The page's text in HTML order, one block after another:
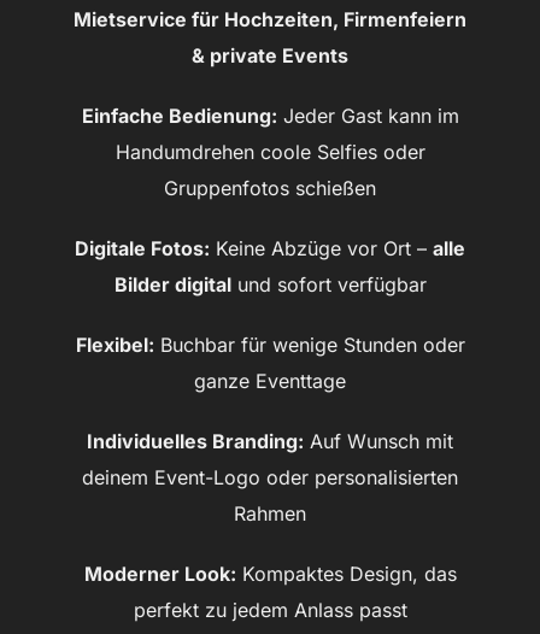
Mietservice für Hochzeiten, Firmenfeiern
& private Events
Einfache Bedienung: Jeder Gast kann im
Handumdrehen coole Selfies oder
Gruppenfotos schießen
Digitale Fotos: Keine Abzüge vor Ort – alle
Bilder digitalund sofort verfügbar
Flexibel: Buchbar für wenige Stunden oder
ganze Eventtage
Individuelles Branding: Auf Wunsch mit
deinem Event-Logo oder personalisierten
Rahmen
Moderner Look: Kompaktes Design, das
perfekt zu jedem Anlass passt